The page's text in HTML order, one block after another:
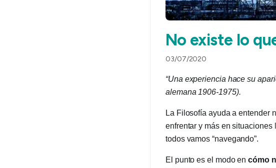
No existe lo
03/07/2020
“Una experiencia hace su
alemana 1906-1975).
La Filosofía ayuda a entender
enfrentar y más en
todos vamos “navegando”.
El punto es el modo encómo